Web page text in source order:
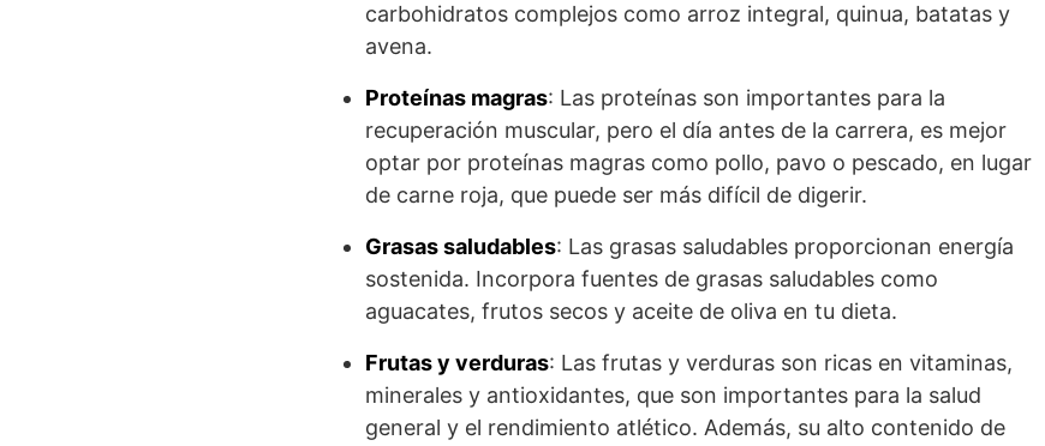
carbohidratos complejos como arroz integral, quinua, batatas y
avena.
Proteínas magras: Las proteínas son importantes para la
recuperación muscular, pero el día antes de la carrera, es mejor
optar por proteínas magras como pollo, pavo o pescado, en lugar
de carne roja, que puede ser más difícil de digerir.
Grasas saludables: Las grasas saludables proporcionan energía
sostenida. Incorpora fuentes de grasas saludables como
aguacates, frutos secos y aceite de oliva en tu dieta.
Frutas y verduras: Las frutas y verduras son ricas en vitaminas,
minerales y antioxidantes, que son importantes para la salud
general y el rendimiento atlético. Además, su alto contenido de